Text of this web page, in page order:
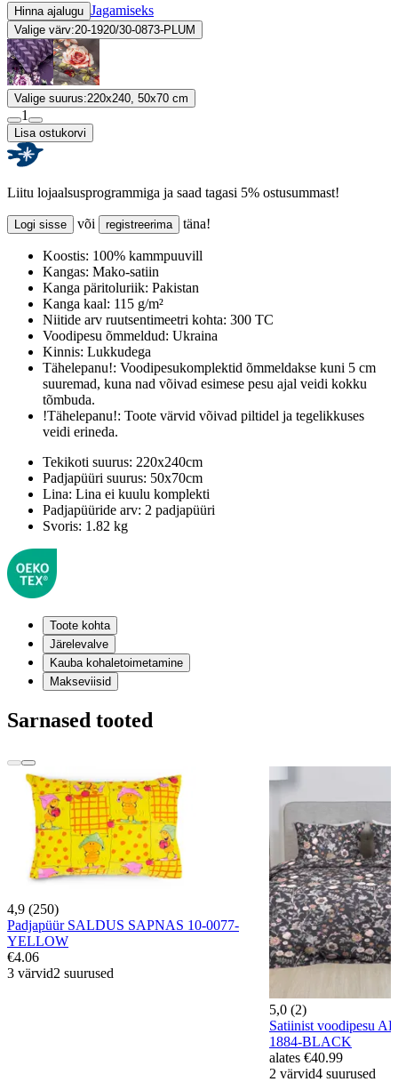
Hinna ajalugu Jagamiseks
Valige värv:20-1920/30-0873-PLUM
Valige suurus:220x240, 50x70 cm
1
Lisa ostukorvi
Liitu lojaalsusprogrammiga ja saad tagasi 5% ostusummast!
Logi sisse või registreerima täna!
Koostis: 100% kammpuuvill
Kangas: Mako-satiin
Kanga päritoluriik: Pakistan
Kanga kaal: 115 g/m²
Niitide arv ruutsentimeetri kohta: 300 TC
Voodipesu õmmeldud: Ukraina
Kinnis: Lukkudega
Tähelepanu!: Voodipesukomplektid õmmeldakse kuni 5 cm
suuremad, kuna nad võivad esimese pesu ajal veidi kokku
tõmbuda.
!Tähelepanu!: Toote värvid võivad piltidel ja tegelikkuses
veidi erineda.
Tekikoti suurus: 220x240cm
Padjapüüri suurus: 50x70cm
Lina: Lina ei kuulu komplekti
Padjapüüride arv: 2 padjapüüri
Svoris: 1.82 kg
Toote kohta
Järelevalve
Kauba kohaletoimetamine
Makseviisid
Sarnased tooted
4,9 (250)
Padjapüür SALDUS SAPNAS 10-0077-
YELLOW
€4.06
3 värvid2 suurused
5,0 (2)
Satiinist voodipesu
1884-BLACK
alates €40.99
2 värvid4 suurused